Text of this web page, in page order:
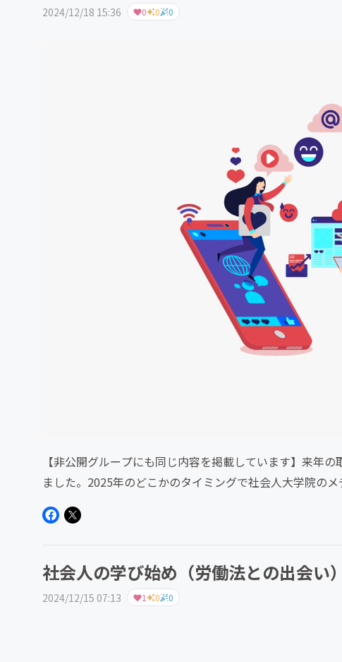
2024/12/18 15:36 0 0 0
【非公開グループにも同じ内容を掲載しています】来年
ました。2025年のどこかのタイミングで社会人大学院の
うことで、完璧なものを...
社会人の学び始め（労働法との出会い
2024/12/15 07:13 1 0 0